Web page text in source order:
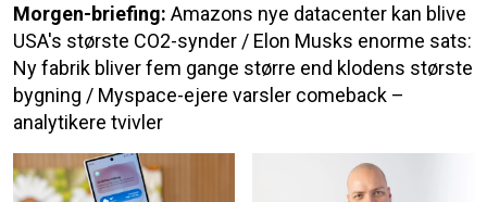
Morgen-briefing: Amazons nye datacenter kan blive
USA's største CO2-synder / Elon Musks enorme sats:
Ny fabrik bliver fem gange større end klodens største
bygning / Myspace-ejere varsler comeback –
analytikere tvivler